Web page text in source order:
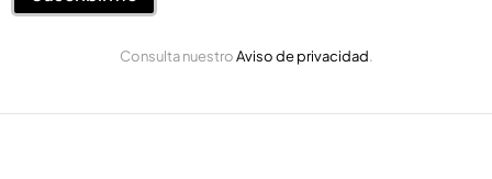
o
o
c
Consulta nuestroAviso de privacidad.